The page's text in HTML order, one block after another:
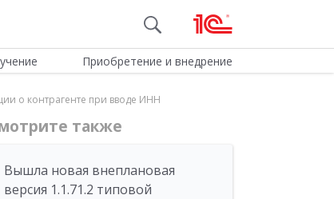
Приобретение и внедрение
о контрагенте при вводе ИНН
также
Вышла новая внеплановая
версия 1.1.71.2 типовой